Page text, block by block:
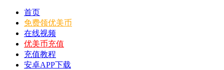
首页
免费领优美币
在线视频
优美币充值
充值教程
安卓APP下载